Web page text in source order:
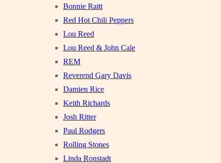
Bonnie Raitt
Red Hot Chili Peppers
Lou Reed
Lou Reed & John Cale
REM
Reverend Gary Davis
Damien Rice
Keith Richards
Josh Ritter
Paul Rodgers
Rolling Stones
Linda Ronstadt